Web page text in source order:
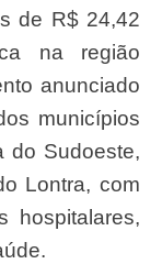
de R$ 24,42
na região
anunciado
municípios
do Sudoeste,
Lontra, com
hospitalares,